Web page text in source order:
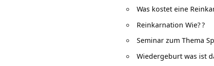
Was kostet eine
Reinkarnation Wie??
Seminar zum Thema
Wiedergeburt was ist